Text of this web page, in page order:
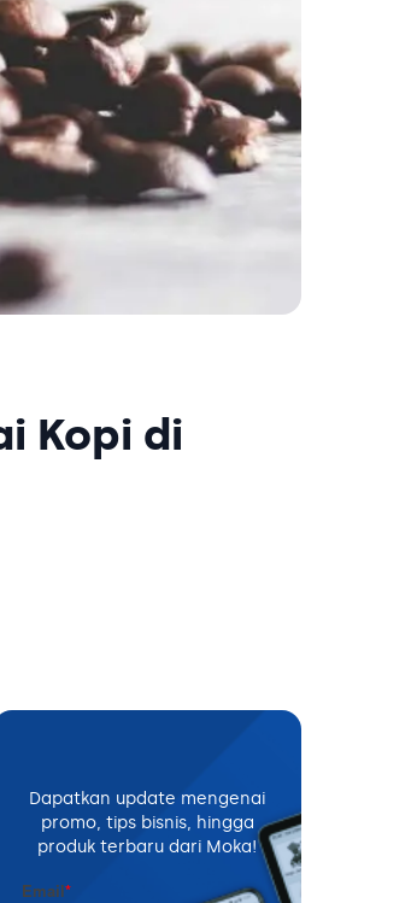
Kopi di
Dapatkan update mengenai
promo, tips bisnis, hingga
produk terbaru dari Moka!